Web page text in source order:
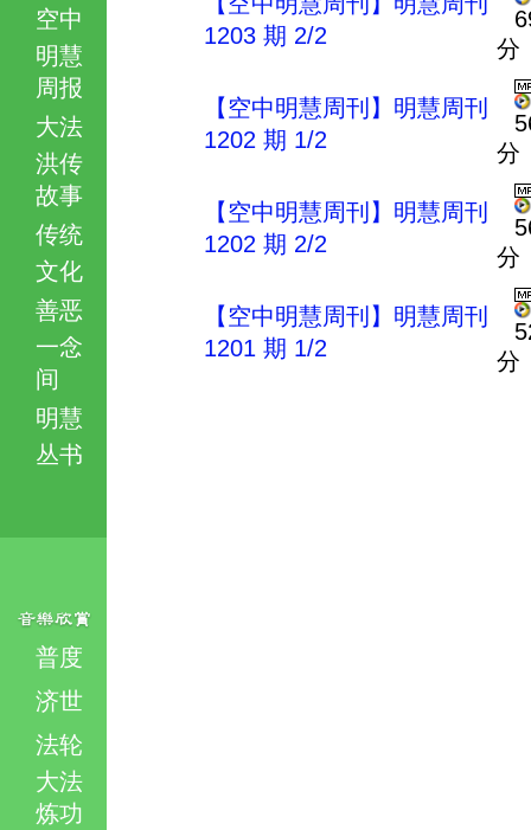
空中
明慧
周报
大法
洪传
故事
传统
文化
善恶
一念
间
明慧
丛书
普度
济世
法轮
大法
炼功
1203 期 2/2
分
【空中明慧周刊】明慧周刊
1202 期 1/2
分
【空中明慧周刊】明慧周刊
1202 期 2/2
分
【空中明慧周刊】明慧周刊
1201 期 1/2
分